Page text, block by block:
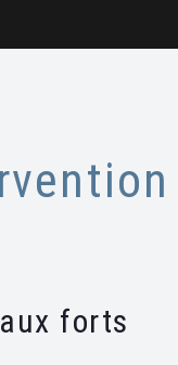
forts